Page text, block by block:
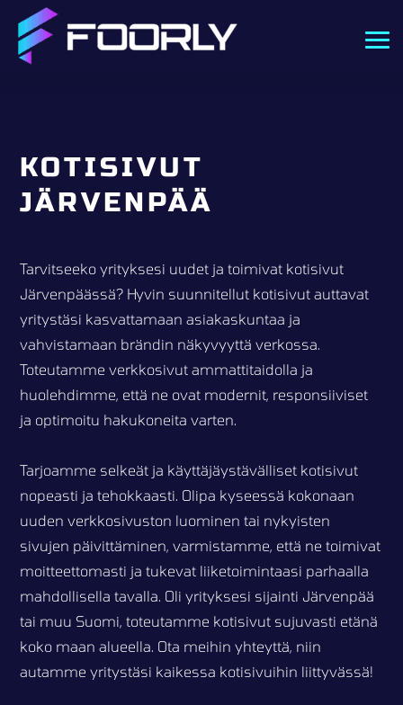
KOTISIVUT
JÄRVENPÄÄ
Tarvitseeko yrityksesi uudet ja toimivat kotisivut
Järvenpäässä? Hyvin suunnitellut kotisivut auttavat
yritystäsi kasvattamaan asiakaskuntaa ja
vahvistamaan brändin näkyvyyttä verkossa.
Toteutamme verkkosivut ammattitaidolla ja
huolehdimme, että ne ovat modernit, responsiiviset
ja optimoitu hakukoneita varten.
Tarjoamme selkeät ja käyttäjäystävälliset kotisivut
nopeasti ja tehokkaasti. Olipa kyseessä kokonaan
uuden verkkosivuston luominen tai nykyisten
sivujen päivittäminen, varmistamme, että ne toimivat
moitteettomasti ja tukevat liiketoimintaasi parhaalla
mahdollisella tavalla. Oli yrityksesi sijainti Järvenpää
tai muu Suomi, toteutamme kotisivut sujuvasti etänä
koko maan alueella. Ota meihin yhteyttä, niin
autamme yritystäsi kaikessa kotisivuihin liittyvässä!